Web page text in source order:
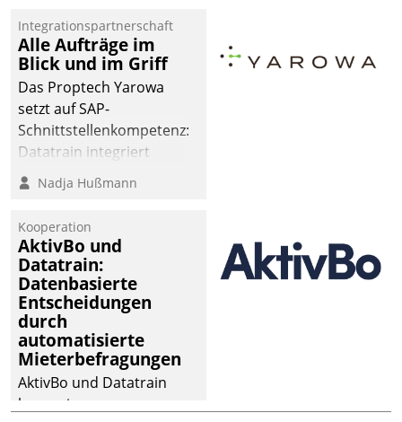
der
Wohnungswirtschaft“.
Bewerben können sich
dafür ein Team
bestehend aus
Wohnungsunternehmen
und PropTech.
Integrationspartnerschaft
Alle Aufträge im
Blick und im Griff
Das Proptech Yarowa
setzt auf SAP-
Schnittstellenkompetenz:
Datatrain integriert
Yarowas Portal zur
Vergabe und Verwaltung
operativen
Instandhaltung in die
SAP-Systemlandschaft
deutscher
Wohnungsunternehmen
– und beschleunigt damit
den Weg vom
Mieteranliegen zum
Dienstleisterauftrag.
Nadja Hußmann
Kooperation
AktivBo und
Datatrain:
Datenbasierte
Entscheidungen
durch
automatisierte
Mieterbefragungen
AktivBo und Datatrain
kooperieren –